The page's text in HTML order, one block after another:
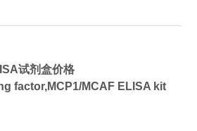
试剂盒价格
factor,MCP1/MCAF ELISA kit